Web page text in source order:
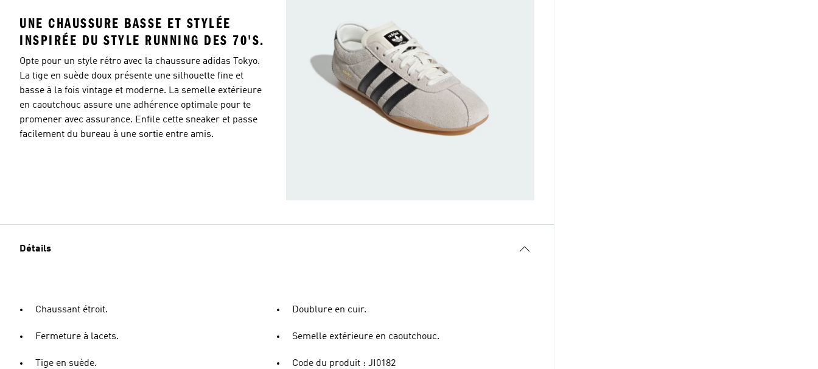
UNE CHAUSSURE BASSE ET STYLÉE
INSPIRÉE DU STYLE RUNNING DES 70'S.
Opte pour un style rétro avec la chaussure adidas Tokyo.
La tige en suède doux présente une silhouette fine et
basse à la fois vintage et moderne. La semelle extérieure
en caoutchouc assure une adhérence optimale pour te
promener avec assurance. Enfile cette sneaker et passe
facilement du bureau à une sortie entre amis.
Détails
Chaussant étroit.
Fermeture à lacets.
Tige en suède.
Doublure en cuir.
Semelle extérieure en caoutchouc.
Code du produit : JI0182